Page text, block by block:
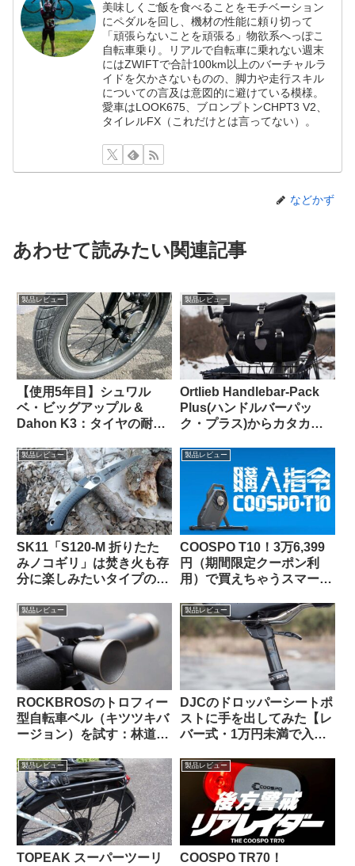
美味しくご飯を食べることをモチベーション
にペダルを回し、機材の性能に頼り切って
「頑張らないことを頑張る」物欲系へっぽこ
自転車乗り。リアルで自転車に乗れない週末
にはZWIFTで合計100km以上のバーチャルラ
イドを欠かさないものの、脚力や走行スキル
についての言及は意図的に避けている模様。
愛車はLOOK675、ブロンプトンCHPT3 V2、
タイレルFX（これだけとは言ってない）。
などかず
あわせて読みたい関連記事
製品レビュー
【使用5年目】シュワル
ベ・ビッグアップル &
Dahon K3：タイヤの耐久
あったか
製品レビュー
Ortlieb Handlebar-Pack
Plus(ハンドルバーパッ
ク・プラス)からカタカタ
はこれだった【豆感想】
製品レビュー
SK11「S120-M 折りたた
みノコギリ」は焚き火も存
分に楽しみたいタイプの自
くと便利な時がある
製品レビュー
COOSPO T10！3万6,399
円（期間限定クーポン利
用）で買えちゃうスマート
になるの？（なりまし
た！）
製品レビュー
ROCKBROSのトロフィー
型自転車ベル（キツツキバ
ージョン）を試す：林道サ
リ出会わないために…
製品レビュー
DJCのドロッパーシートポ
ストに手を出してみた【レ
バー式・1万円未満で入門
製品レビュー
TOPEAK スーパーツーリ
製品レビュー
COOSPO TR70！